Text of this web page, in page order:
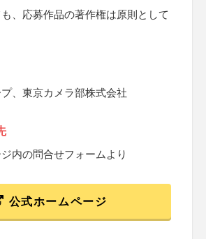
、応募作品の著作権は原則として
、東京カメラ部株式会社
内の問合せフォームより
公式ホームページ